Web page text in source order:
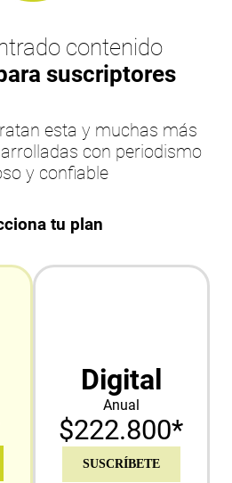
contenido
suscriptores
esta y muchas más
con periodismo
y confiable
tu plan
Digital
Anual
$222.800*
SUSCRÍBETE